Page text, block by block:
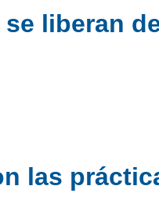
liberan
las